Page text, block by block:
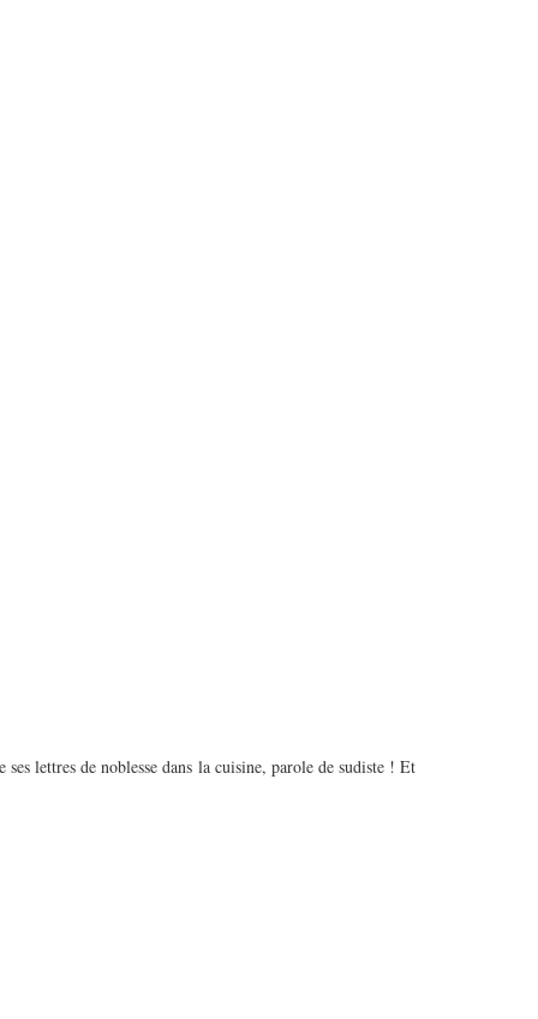
lettres de noblesse dans la cuisine, parole de sudiste ! Et